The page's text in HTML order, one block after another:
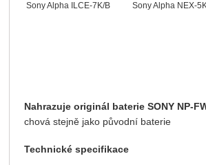
Sony Alpha ILCE-7K/B Sony Alpha NEX-
Nahrazuje originál baterie SONY NP-
chová stejně jako původní baterie
Technické specifikace